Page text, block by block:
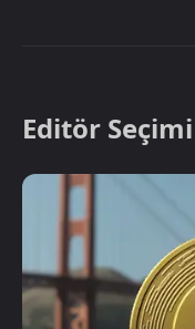
Editör Seçimi